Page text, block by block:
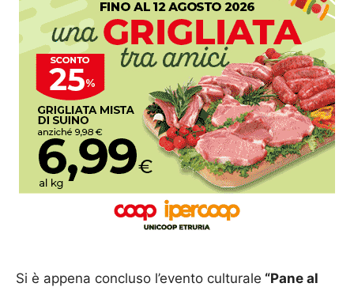
Si è appena concluso l’evento culturale “Pane al